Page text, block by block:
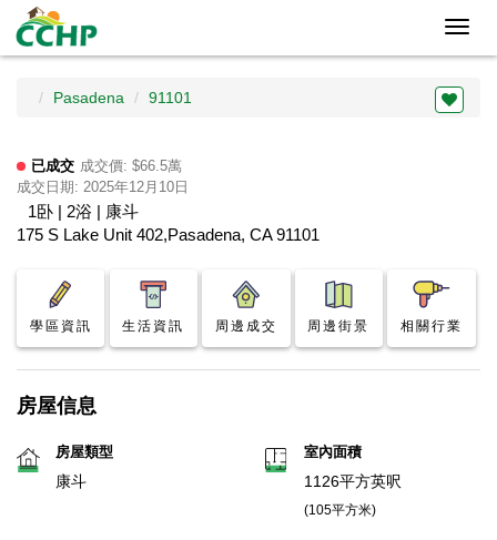
Pasadena 91101
已成交 成交價: $66.5萬
成交日期: 2025年12月10日
1卧 | 2浴 | 康斗
175 S Lake Unit 402,Pasadena, CA 91101
學區資訊 生活資訊 周邊成交 周邊街景 相關行業
房屋信息
房屋類型
康斗
室內面積
1126平方英呎
(105平方米)